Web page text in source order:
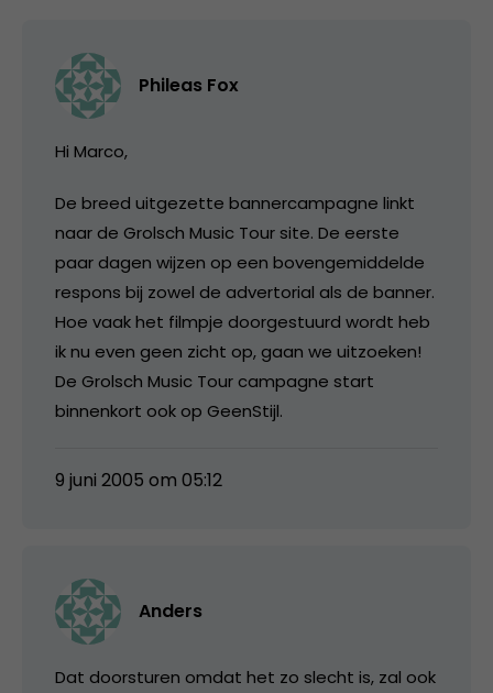
Phileas Fox
Hi Marco,
De breed uitgezette bannercampagne linkt
naar de Grolsch Music Tour site. De eerste
paar dagen wijzen op een bovengemiddelde
respons bij zowel de advertorial als de banner.
Hoe vaak het filmpje doorgestuurd wordt heb
ik nu even geen zicht op, gaan we uitzoeken!
De Grolsch Music Tour campagne start
binnenkort ook op GeenStijl.
9 juni 2005 om 05:12
Anders
Dat doorsturen omdat het zo slecht is, zal ook